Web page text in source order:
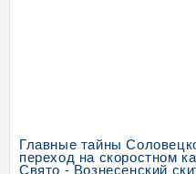
Главные тайны
переход на скоростном
Свято - Вознесенский